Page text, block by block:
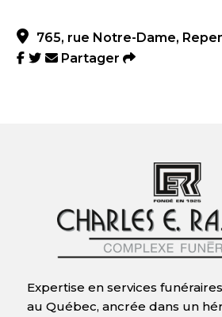
765, rue Notre-Dame,
Partager
Expertise en services
au Québec, ancrée dans un